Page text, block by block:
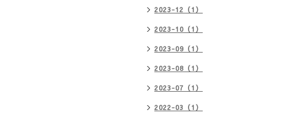
2023-12（1）
2023-10（1）
2023-09（1）
2023-08（1）
2023-07（1）
2022-03（1）